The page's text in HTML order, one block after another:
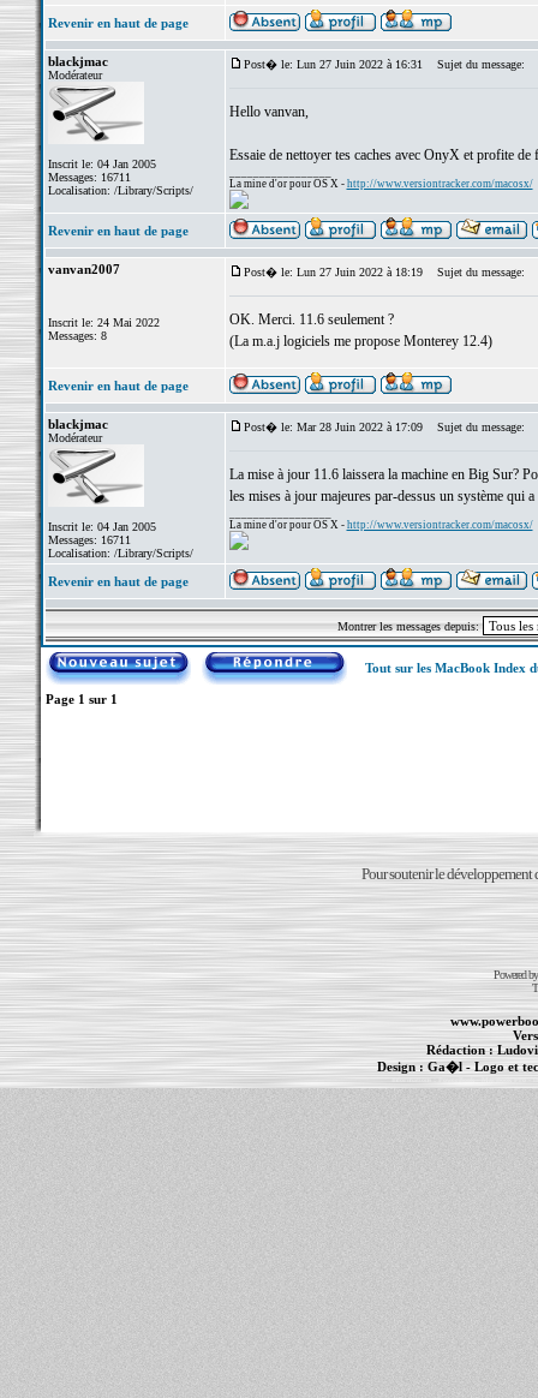
Revenir en haut de page
blackjmac
Modérateur
Inscrit le: 04 Jan 2005
Messages: 16711
Localisation: /Library/Scripts/
Post� le: Lun 27 Juin 2022 à 16:31 Sujet du message:
Hello vanvan,
Essaie de nettoyer tes caches avec OnyX et profite
La mine d'or pour OS X - http://www.versiontracker.com/macosx/
Revenir en haut de page
vanvan2007
Inscrit le: 24 Mai 2022
Messages: 8
Post� le: Lun 27 Juin 2022 à 18:19 Sujet du message:
OK. Merci. 11.6 seulement ?
(La m.a.j logiciels me propose Monterey 12.4)
Revenir en haut de page
blackjmac
Modérateur
Inscrit le: 04 Jan 2005
Messages: 16711
Localisation: /Library/Scripts/
Post� le: Mar 28 Juin 2022 à 17:09 Sujet du message:
La mise à jour 11.6 laissera la machine en Big Sur?
les mises à jour majeures par-dessus un système qui
La mine d'or pour OS X - http://www.versiontracker.com/macosx/
Revenir en haut de page
Montrer les messages depuis:
Tout sur les MacBook Index
Page 1 sur 1
Pour soutenir le développement
Powered
Rédaction :
Design : Ga�l - Logo et